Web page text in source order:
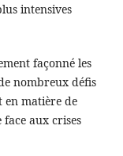
intensives
façonné les
nombreux défis
en matière de
aux crises